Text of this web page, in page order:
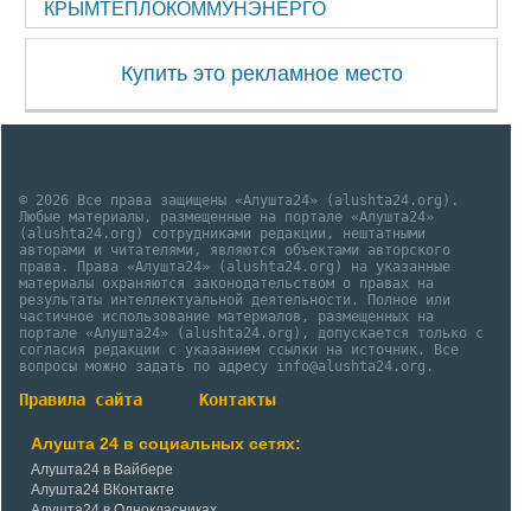
КРЫМТЕПЛОКОММУНЭНЕРГО
Купить это рекламное место
© 2026 Все права защищены «Алушта24» (alushta24.org).
Любые материалы, размещенные на портале «Алушта24»
(alushta24.org) сотрудниками редакции, нештатными
авторами и читателями, являются объектами авторского
права. Права «Алушта24» (alushta24.org) на указанные
материалы охраняются законодательством о правах на
результаты интеллектуальной деятельности. Полное или
частичное использование материалов, размещенных на
портале «Алушта24» (alushta24.org), допускается только с
согласия редакции с указанием ссылки на источник. Все
вопросы можно задать по адресу info@alushta24.org.
Правила сайта Контакты
Алушта 24 в социальных сетях:
Алушта24 в Вайбере
Алушта24 ВКонтакте